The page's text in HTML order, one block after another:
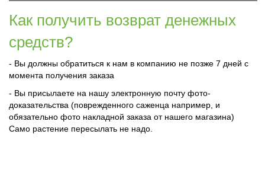
Как получить возврат денежных
средств?
- Вы должны обратиться к нам в компанию не позже 7 дней с
момента получения заказа
- Вы присылаете на нашу электронную почту фото-
доказательства (поврежденного саженца например, и
обязательно фото накладной заказа от нашего магазина)
Само растение пересылать не надо.